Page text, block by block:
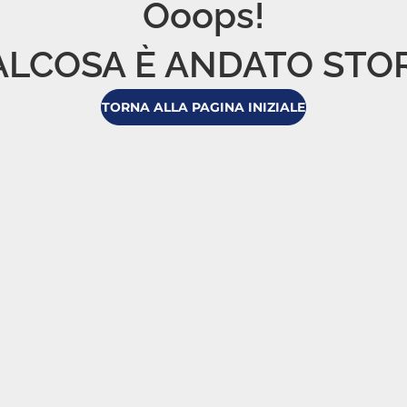
Ooops!
È ANDATO
TORNA ALLA PAGINA INIZIALE